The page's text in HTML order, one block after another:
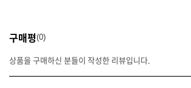
구매평 0
상품을 구매하신 분들이 작성한 리뷰입니다.